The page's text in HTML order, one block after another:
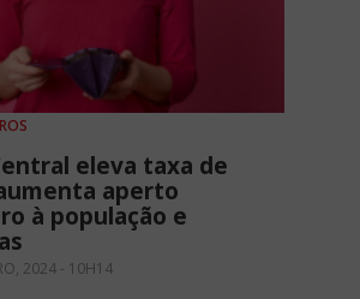
eleva taxa de
aperto
à população e
2024 - 10H14